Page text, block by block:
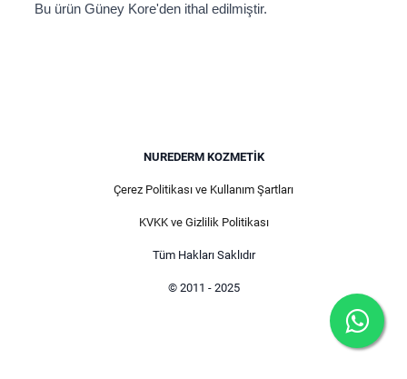
Bu ürün Güney Kore'den ithal edilmiştir.
NUREDERM KOZMETIK
Çerez Politikası ve Kullanım Şartları
KVKK ve Gizlilik Politikası
Tüm Hakları Saklıdır
© 2011 - 2025